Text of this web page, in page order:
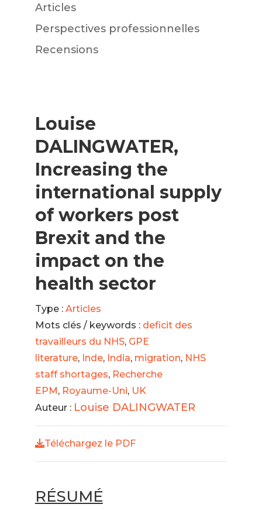
Articles
Perspectives professionnelles
Recensions
Louise
DALINGWATER,
Increasing the
international supply
of workers post
Brexit and the
impact on the
health sector
Type : Articles
Mots clés / keywords : deficit des
travailleurs du NHS, GPE
literature, Inde, India, migration, NHS
staff shortages, Recherche
EPM, Royaume-Uni, UK
Auteur : Louise DALINGWATER
Téléchargez le PDF
RÉSUMÉ